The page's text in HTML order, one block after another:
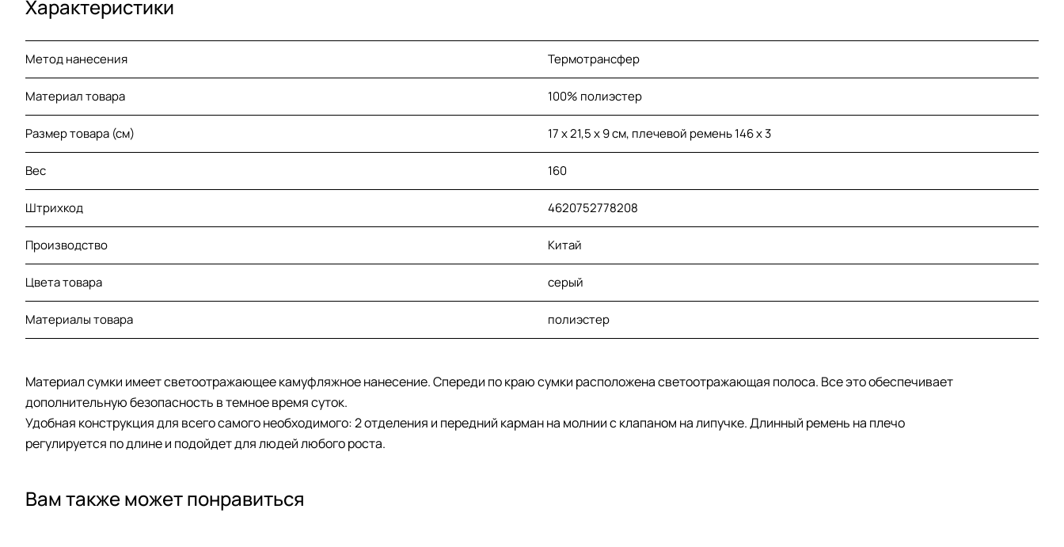
Характеристики
Метод нанесения Термотрансфер
Материал товара 100% полиэстер
Размер товара (см) 17 x 21,5 x 9 см, плечевой ремень 146 х 3
Вес 160
Штрихкод 4620752778208
Производство Китай
Цвета товара серый
Материалы товара полиэстер
Материал сумки имеет светоотражающее камуфляжное нанесение. Спереди по краю сумки расположена светоотражающая полоса. Все это обеспечивает
дополнительную безопасность в темное время суток.
Удобная конструкция для всего самого необходимого: 2 отделения и передний карман на молнии с клапаном на липучке. Длинный ремень на плечо
регулируется по длине и подойдет для людей любого роста.
Вам также может понравиться